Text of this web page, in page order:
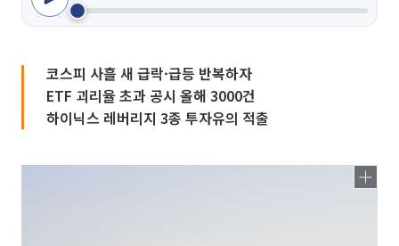
코스피 사흘 새 급락·급등 반복하자
ETF 괴리율 초과 공시 올해 3000건
하이닉스 레버리지 3종 투자유의 적출